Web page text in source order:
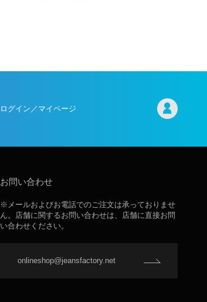
ログイン／マイページ
お問い合わせ
※メールおよびお電話でのご注文は承っておりませ
ん。店舗に関するお問い合わせは、店舗に直接お問
い合わせください。
onlineshop@jeansfactory.net